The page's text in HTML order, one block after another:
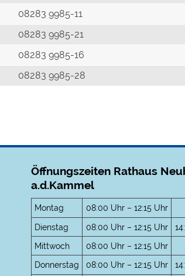
08283 9985-11
08283 9985-21
08283 9985-16
08283 9985-28
Öffnungszeiten Rathaus
a.d.Kammel
Montag 08:00 Uhr – 12:15 Uhr
Dienstag
08:00 Uhr – 12:15 Uhr
Mittwoch
08:00 Uhr – 12:15 Uhr
Donnerstag
08:00 Uhr – 12:15 Uhr